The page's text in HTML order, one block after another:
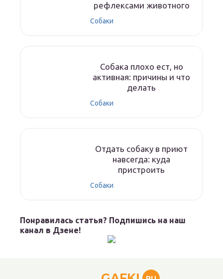
рефлексами животного
Собаки
Собака плохо ест, но
активная: причины и что
делать
Собаки
Отдать собаку в приют
навсегда: куда
пристроить
Собаки
Понравилась статья? Подпишись на наш
канал в Дзене!